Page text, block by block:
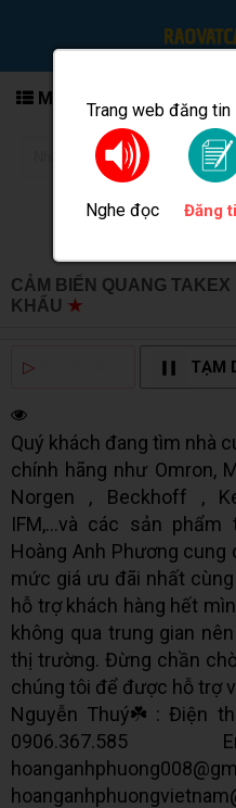
Trang web đăng tin
Nghe đọc Đăng
MENU
CẢM BIẾN QUANG
KHẨU ★
▷ TẠM
Quý khách đang tìm nhà
chính hãng như Omron,
Norgen , Beckhoff ,
IFM,...và các sản
Hoàng Anh Phương cung
mức giá ưu đãi nhất
hỗ trợ khách hàng hết
không qua trung gian
thị trường. Đừng chần
chúng tôi để được hỗ trợ
Nguyễn Thuý☘️ : Điện